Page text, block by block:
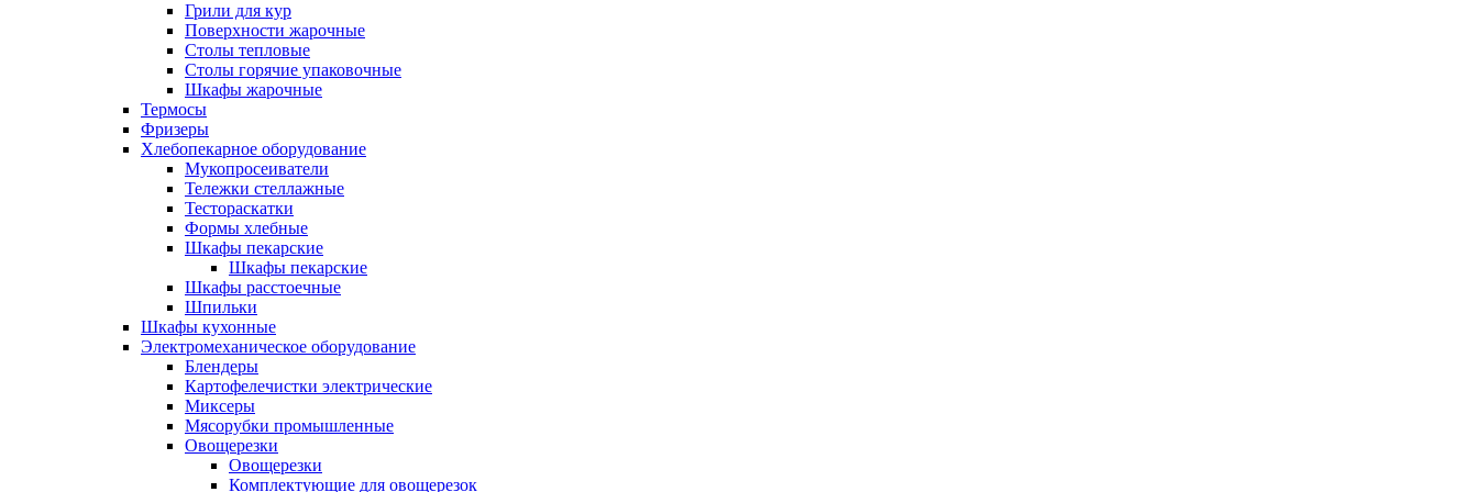
Грили для кур
Поверхности жарочные
Столы тепловые
Столы горячие упаковочные
Шкафы жарочные
Термосы
Фризеры
Хлебопекарное оборудование
Мукопросеиватели
Тележки стеллажные
Тестораскатки
Формы хлебные
Шкафы пекарские
Шкафы пекарские
Шкафы расстоечные
Шпильки
Шкафы кухонные
Электромеханическое оборудование
Блендеры
Картофелечистки электрические
Миксеры
Мясорубки промышленные
Овощерезки
Овощерезки
Комплектующие для овощерезок